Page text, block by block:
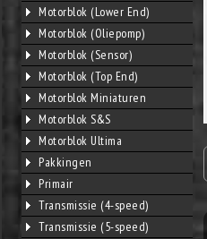
Motorblok (Lower End)
Motorblok (Oliepomp)
Motorblok (Sensor)
Motorblok (Top End)
Motorblok Miniaturen
Motorblok S&S
Motorblok Ultima
Pakkingen
Primair
Transmissie (4-speed)
Transmissie (5-speed)